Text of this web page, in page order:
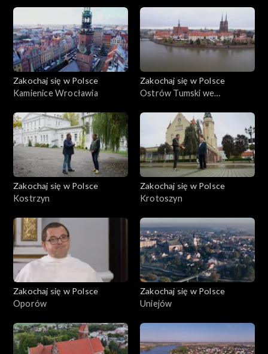
częściowo. Dla pasjonatów natury w Rybniku nie lada gratką
będzie malownicza rzeka Ruda, która zachęca do sportów
wodnych. Szczególnie upodobali ją sobie miłośnicy kajakarstwa,
gdyż rzeka meandrując, tworzy swoisty tor przeszkód.
Zakochaj się w Polsce
Kamienice Wrocławia
Zakochaj się w Polsce
Ostrów Tumski we
Zakochaj się w Polsce
Kostrzyn
Zakochaj się w Polsce
Krotoszyn
Zakochaj się w Polsce
Oporów
Zakochaj się w Polsce
Uniejów